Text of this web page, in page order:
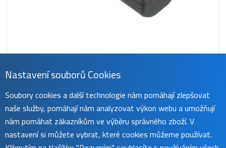
519 Kč
obvykle do 45 dnů koupit
Nastavení souborů Cookies
Soubory cookies a další technologie nám pomáhají zlepšovat
naše služby, pomáhají nám analyzovat výkon webu a umožňují
nám pomáhat zákazníkům ve výběru správného zboží. V
nastavení si můžete vybrat, které cookies můžeme používat.